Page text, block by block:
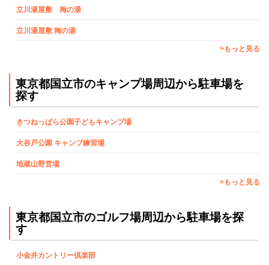
立川湯屋敷 梅の湯
立川湯屋敷 梅の湯
>もっと見る
東京都国立市のキャンプ場周辺から駐車場を
探す
きつねっぱら公園子どもキャンプ場
大谷戸公園 キャンプ練習場
地蔵山野営場
>もっと見る
東京都国立市のゴルフ場周辺から駐車場を探
す
小金井カントリー倶楽部